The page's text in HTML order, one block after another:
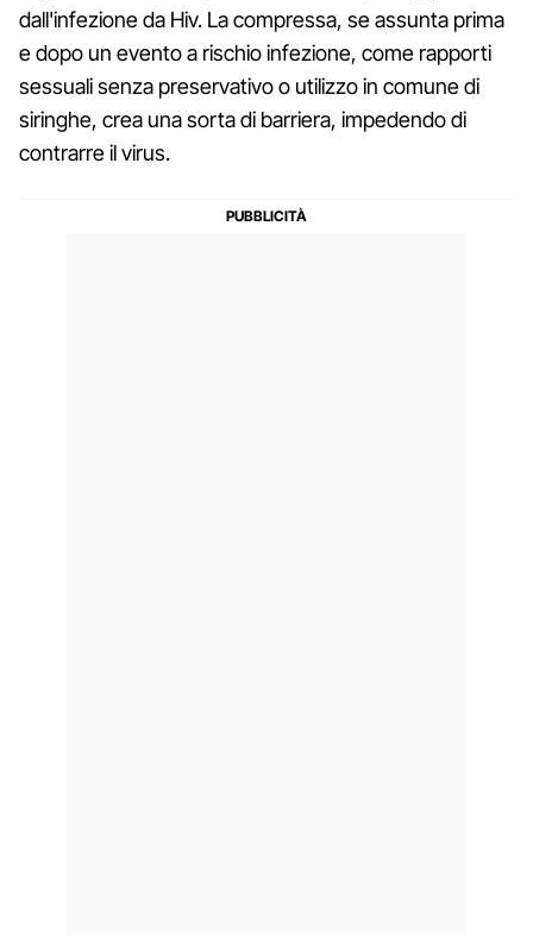
dall'infezione da Hiv. La compressa, se assunta prima
e dopo un evento a rischio infezione, come rapporti
sessuali senza preservativo o utilizzo in comune di
siringhe, crea una sorta di barriera, impedendo di
contrarre il virus.